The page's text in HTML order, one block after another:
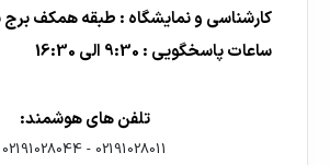
کارشناسی و نمایشگاه : طبقه همکف برج
ساعات پاسخگویی : 9:30 الی 16:30
تلفن های هوشمند:
02191028011
-
02191028044